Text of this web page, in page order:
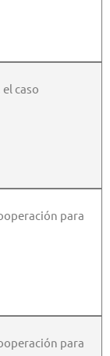
caso
para
para